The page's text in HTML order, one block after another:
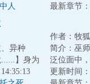
人
到......只要
最新章节：
赢麻了（
异种
】身为
变这个
作者：牧狐
简介：巫
泛位面中
慧、残忍
更新时间